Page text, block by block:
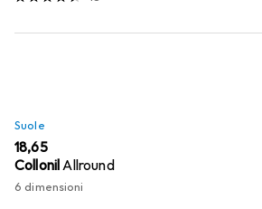
Suole
EUR
18,65
CollonilAllround
6 dimensioni